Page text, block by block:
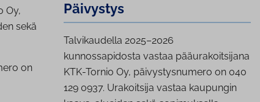
Oy,
sekä
on
Päivystys
Talvikaudella 2025–2026
kunnossapidosta vastaa pääurakoitsijana
KTK-Tornio Oy, päivystysnumero on 040
129 0937. Urakoitsija vastaa kaupungin